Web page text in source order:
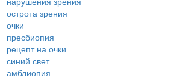
острота зрения
очки
пресбиопия
рецепт на очки
синий свет
амблиопия